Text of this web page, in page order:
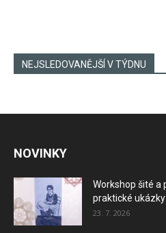
NEJSLEDOVANĚJŠÍ V TÝDNU
NOVINKY
Workshop šité a
praktické
23. 7. 2026